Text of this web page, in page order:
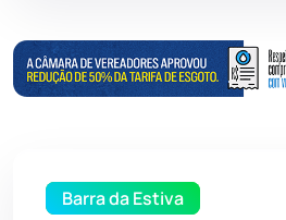
Barra da Estiva